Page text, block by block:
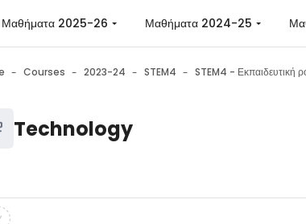
Μαθήματα 2025-26 Μαθήματα 2024-25
Courses 2023-24 STEM4
Technology
requirements